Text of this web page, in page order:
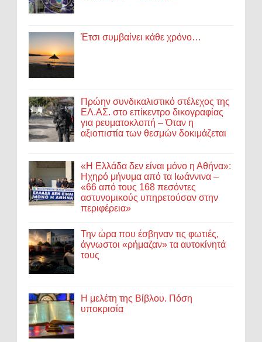
Έτσι συμβαίνει κάθε χρόνο…
Πρώην συνδικαλιστικό στέλεχος της
ΕΛ.ΑΣ. στο επίκεντρο δικογραφίας
για ρευματοκλοπή – Όταν η
αξιοπιστία των θεσμών δοκιμάζεται
«Η Ελλάδα δεν είναι μόνο η Αθήνα»:
Ηχηρό μήνυμα από τα Ιωάννινα –
«66 από τους 168 πεσόντες
αστυνομικούς υπηρετούσαν στην
περιφέρεια»
Την ώρα που έσβηναν τις φωτιές,
άγνωστοι «ρήμαζαν» τα αυτοκίνητά
τους
Η μελέτη της Βίβλου. Πόση
υποκρισία